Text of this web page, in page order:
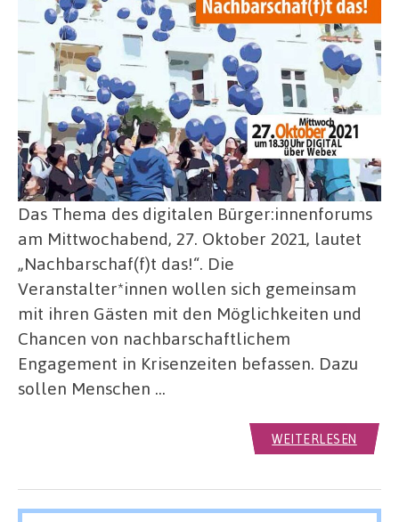
Das Thema des digitalen Bürger:innenforums
am Mittwochabend, 27. Oktober 2021, lautet
„Nachbarschaf(f)t das!“. Die
Veranstalter*innen wollen sich gemeinsam
mit ihren Gästen mit den Möglichkeiten und
Chancen von nachbarschaftlichem
Engagement in Krisenzeiten befassen. Dazu
sollen Menschen …
WEITERLESEN